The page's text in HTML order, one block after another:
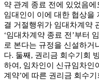
약 관계 종료 전에 있었음에
임대인이 이에 대한 협상을
결 거절행위가 임대차계약
‘임대차계약 종료 전’부터
로 본다는 규정을 신설하거
다. 둘째, 권리금 회수기회
하여, 임차인이 신규임차인
계약’에 따른 권리금 회수